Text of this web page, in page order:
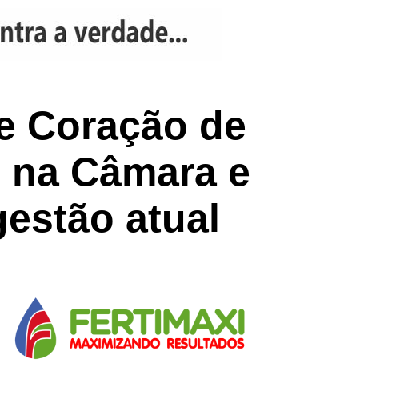
Coração de
Câmara e
atual